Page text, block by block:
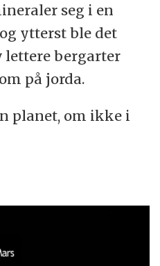
seg i en
ytterst ble det
lettere bergarter
på jorda.
planet, om ikke i